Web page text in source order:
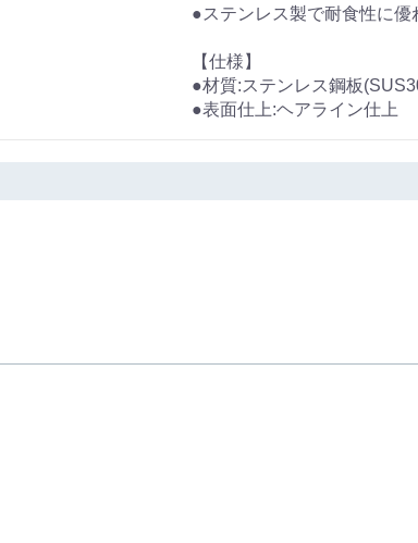
●ステンレス製で耐食性に優
【仕様】
●材質:ステンレス鋼板
●表面仕上:ヘアライン仕上